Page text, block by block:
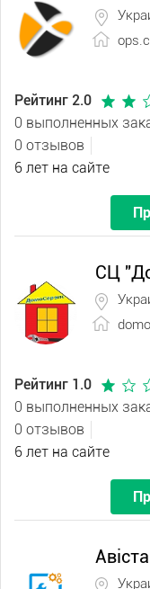
Рейтинг 2.0
0 выполненных
0 отзывов
6 лет на сайте
СЦ
Рейтинг 1.0
0 выполненных
0 отзывов
6 лет на сайте